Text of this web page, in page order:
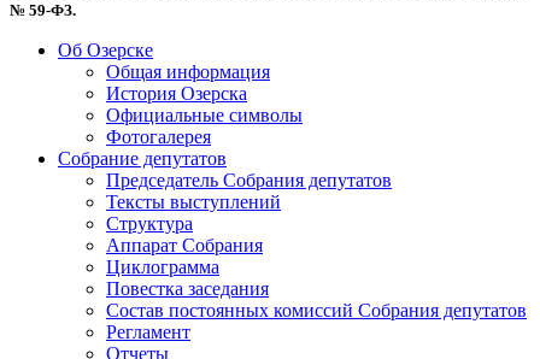
№ 59-ФЗ.
Об Озерске
Общая информация
История Озерска
Официальные символы
Фотогалерея
Собрание депутатов
Председатель Собрания депутатов
Тексты выступлений
Структура
Аппарат Собрания
Циклограмма
Повестка заседания
Состав постоянных комиссий Собрания депутатов
Регламент
Отчеты